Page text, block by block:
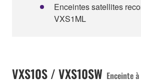
Enceintes satellites
VXS1ML
VXS10S / VXS10SW Enceinte